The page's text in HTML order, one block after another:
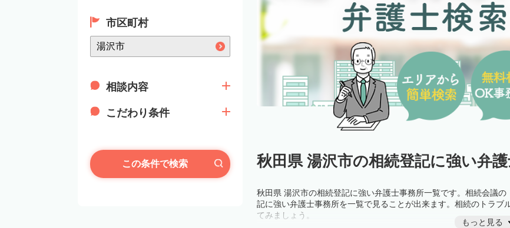
市区町村
相談内容
こだわり条件
この条件で検索 秋田県 湯沢市の相続登記に強い弁
秋田県 湯沢市の相続登記に強い弁護士事務所一覧です。相続会議
記に強い弁護士事務所を一覧で見ることが出来ます。相続のトラブ
てみましょう。
もっと見る